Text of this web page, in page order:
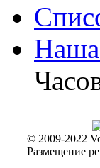
Наша
© 2009-2022
Размещение